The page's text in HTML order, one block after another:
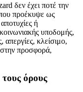
δεν έχει ποτέ την
προέκυψε ως
ή
υποδομής,
απεργίες, κλείσιμο,
στην προσφορά,
όρους